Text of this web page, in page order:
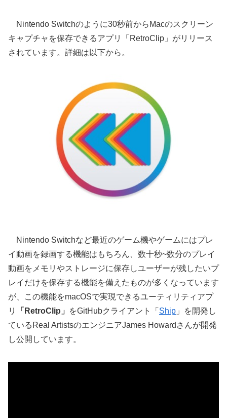
Nintendo Switchのように30秒前からMacのスクリーン
キャプチャを保存できるアプリ「RetroClip」がリリース
されています。詳細は以下から。
Nintendo Switchなど最近のゲーム機やゲームにはプレ
イ動画を録画する機能はもちろん、数十秒~数分のプレイ
動画をメモリやストレージに保存しユーザーが残したいプ
レイだけを保存する機能を備えたものが多くなっています
が、この機能をmacOSで実現できるユーティリティアプ
リ
「RetroClip」 をGitHubクライアント「 Ship 」を開発し
ているReal ArtistsのエンジニアJames Howardさんが開発
し公開しています。